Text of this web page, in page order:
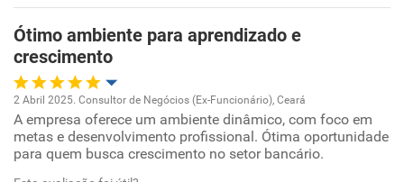
Benefícios
Recomenda esta empresa
Recomenda a diretoria
Ótimo ambiente para aprendizado e
crescimento
Oportunidade de promoção
Ambiente de trabalho
2 Abril 2025. Consultor de Negócios (Ex-Funcionário), Ceará
A empresa oferece um ambiente dinâmico, com foco em
metas e desenvolvimento profissional. Ótima oportunidade
para quem busca crescimento no setor bancário.